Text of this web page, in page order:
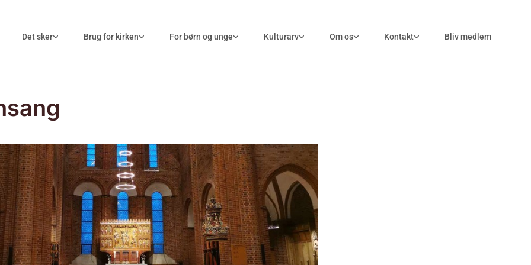
Det sker Brug for kirken For børn og unge Kulturarv Om os Kontakt Bliv medlem